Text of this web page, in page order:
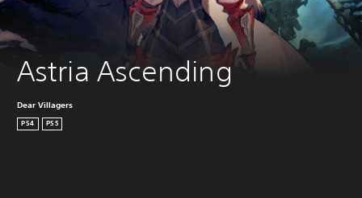
Astria Ascending
Dear Villagers
PS4 PS5